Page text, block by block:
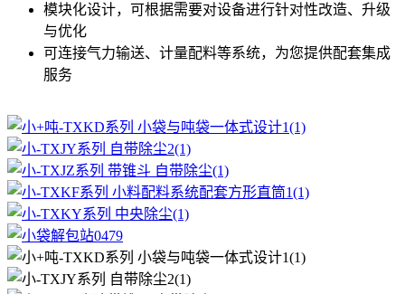
模块化设计，可根据需要对设备进行针对性改造、升级
与优化
可连接气力输送、计量配料等系统，为您提供配套集成
服务